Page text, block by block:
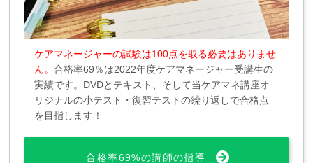
ケアマネージャーの試験は100点を取る必要はありませ
ん。合格率69％は2022年度ケアマネージャー受講生の
実績です。DVDとテキスト、そして当ケアマネ講座オ
リジナルの小テスト・復習テストの繰り返しで合格点
を目指します！
合格率69%の講師の指導